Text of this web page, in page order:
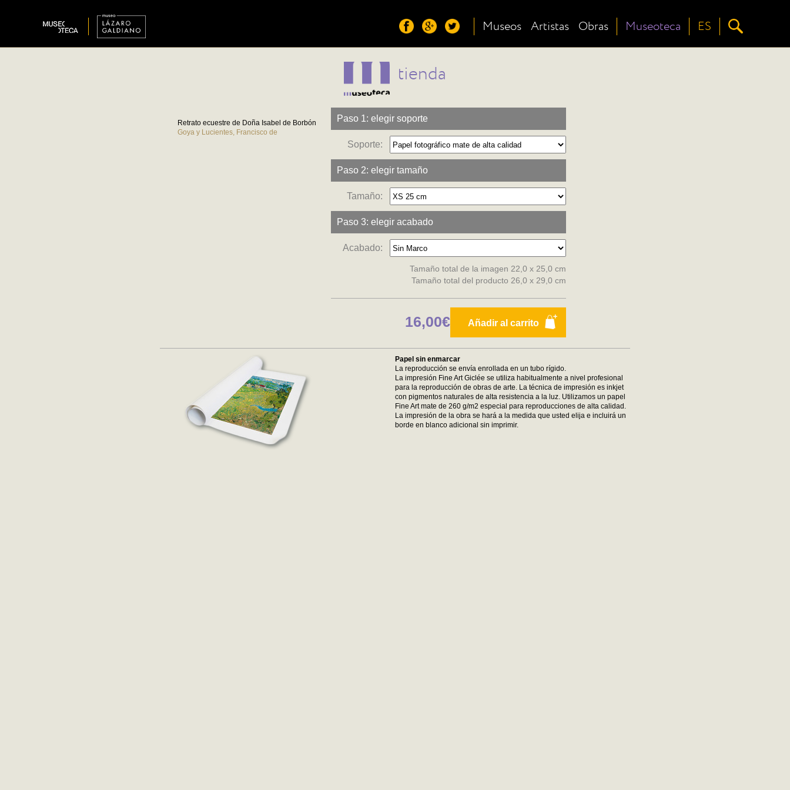
Museos Artistas Obras Museoteca ES
tienda
Retrato ecuestre de Doña Isabel de Borbón
Goya y Lucientes, Francisco de
Paso 1: elegir soporte
Soporte:
Paso 2: elegir tamaño
Tamaño:
Paso 3: elegir acabado
Acabado:
Tamaño total de la imagen 22,0 x 25,0 cm
Tamaño total del producto 26,0 x 29,0 cm
Añadir al carrito
16,00€
Papel sin enmarcar
La reproducción se envía enrollada en un tubo rígido.
La impresión Fine Art Giclée se utiliza habitualmente a nivel profesional
para la reproducción de obras de arte. La técnica de impresión es inkjet
con pigmentos naturales de alta resistencia a la luz. Utilizamos un papel
Fine Art mate de 260 g/m2 especial para reproducciones de alta calidad.
La impresión de la obra se hará a la medida que usted elija e incluirá un
borde en blanco adicional sin imprimir.